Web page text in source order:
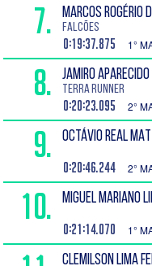
7. MARCOS ROGÉRIO
Falcões
0:19:37.875 1°
8. JAMIRO APARECIDO
Terra Runner
0:20:23.095 2°
9. OCTÁVIO REAL
0:20:46.244 2°
10. MIGUEL MARIANO
0:21:14.070 1°
CLEMILSON LIMA